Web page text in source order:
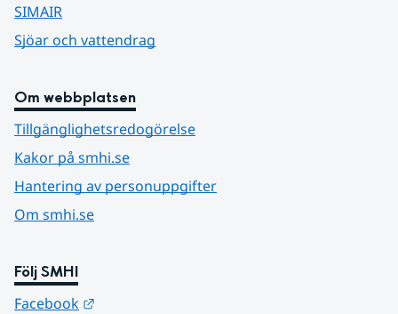
SIMAIR
Sjöar och vattendrag
Om webbplatsen
Tillgänglighetsredogörelse
Kakor på smhi.se
Hantering av personuppgifter
Om smhi.se
Följ SMHI
Facebook